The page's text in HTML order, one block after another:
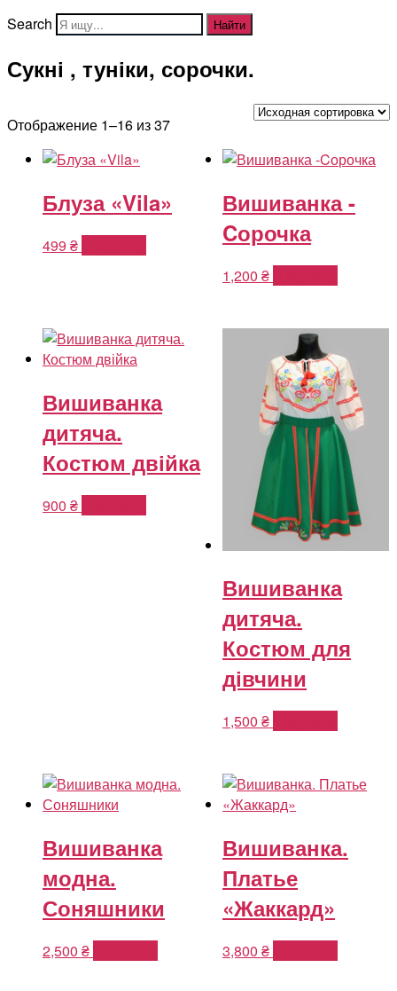
Search
Найти
Сукні , туніки, сорочки.
Отображение 1–16 из 37
Блуза «Vila»
499 ₴
Вишиванка -
Cорочка
1,200₴
Вишиванка
дитяча.
Костюм двійка
900 ₴
Вишиванка
дитяча.
Костюм для
дівчини
1,500₴
Вишиванка
модна.
Соняшники
2,500 ₴
Вишиванка.
Платье
«Жаккард»
3,800₴